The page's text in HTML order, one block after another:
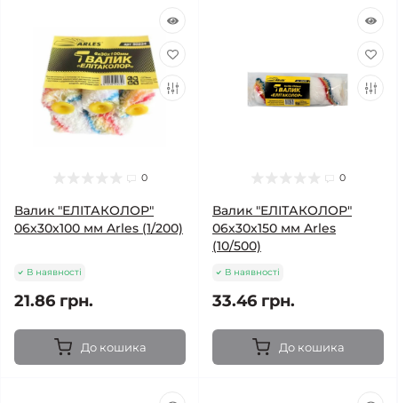
0
Валик "ЕЛІТАКОЛОР"
06х30х100 мм Arles (1/200)
В наявності
21.86 грн.
До кошика
0
Валик "ЕЛІТАКОЛОР"
06х30х150 мм Arles
(10/500)
В наявності
33.46 грн.
До кошика